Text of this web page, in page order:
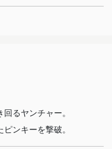
るヤンチャー。
ンキーを撃破。